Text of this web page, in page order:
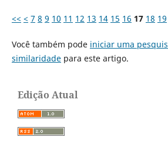
<< < 7 8 9 10 11 12 13 14 15 16 17 18 19
Você também pode iniciar uma
similaridadepara este artigo.
Edição Atual